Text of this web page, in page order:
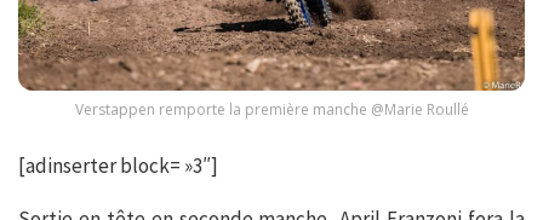
Verstappen remporte la première manche @Marie Roullé
[adinserter block= »3″]